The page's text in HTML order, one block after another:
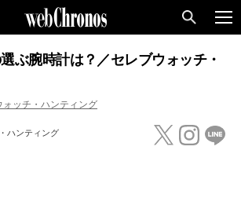
ぶ腕時計は？／セレブウォッチ・
ォッチ・ハンティング
ハンティング